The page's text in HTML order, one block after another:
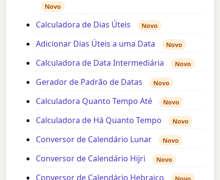
Novo
Calculadora de Dias Úteis Novo
Adicionar Dias Úteis a uma Data Novo
Calculadora de Data Intermediária Novo
Gerador de Padrão de Datas Novo
Calculadora Quanto Tempo Até Novo
Calculadora de Há Quanto Tempo Novo
Conversor de Calendário Lunar Novo
Conversor de Calendário Hijri Novo
Conversor de Calendário Hebraico